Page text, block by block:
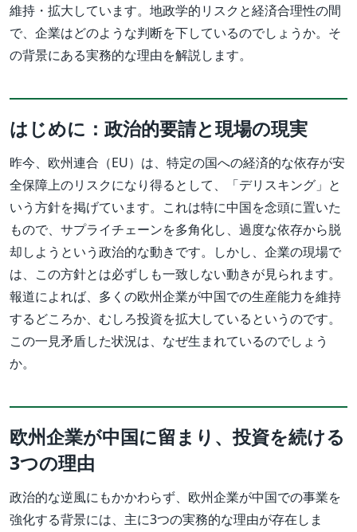
維持・拡大しています。地政学的リスクと経済合理性の間
で、企業はどのような判断を下しているのでしょうか。そ
の背景にある実務的な理由を解説します。
はじめに：政治的要請と現場の現実
昨今、欧州連合（EU）は、特定の国への経済的な依存が安
全保障上のリスクになり得るとして、「デリスキング」と
いう方針を掲げています。これは特に中国を念頭に置いた
もので、サプライチェーンを多角化し、過度な依存から脱
却しようという政治的な動きです。しかし、企業の現場で
は、この方針とは必ずしも一致しない動きが見られます。
報道によれば、多くの欧州企業が中国での生産能力を維持
するどころか、むしろ投資を拡大しているというのです。
この一見矛盾した状況は、なぜ生まれているのでしょう
か。
欧州企業が中国に留まり、投資を続ける
3つの理由
政治的な逆風にもかかわらず、欧州企業が中国での事業を
強化する背景には、主に3つの実務的な理由が存在しま